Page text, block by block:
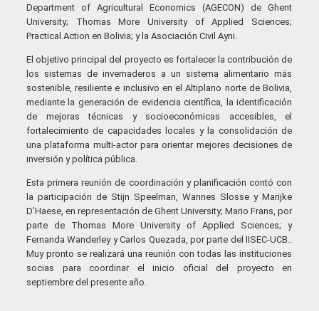
Department of Agricultural Economics (AGECON) de Ghent
University; Thomas More University of Applied Sciences;
Practical Action en Bolivia; y la Asociación Civil Ayni.
El objetivo principal del proyecto es fortalecer la contribución de
los sistemas de invernaderos a un sistema alimentario más
sostenible, resiliente e inclusivo en el Altiplano norte de Bolivia,
mediante la generación de evidencia científica, la identificación
de mejoras técnicas y socioeconómicas accesibles, el
fortalecimiento de capacidades locales y la consolidación de
una plataforma multi-actor para orientar mejores decisiones de
inversión y política pública.
Esta primera reunión de coordinación y planificación contó con
la participación de Stijn Speelman, Wannes Slosse y Marijke
D’Haese, en representación de Ghent University; Mario Frans, por
parte de Thomas More University of Applied Sciences; y
Fernanda Wanderley y Carlos Quezada, por parte del IISEC-UCB..
Muy pronto se realizará una reunión con todas las instituciones
socias para coordinar el inicio oficial del proyecto en
septiembre del presente año.